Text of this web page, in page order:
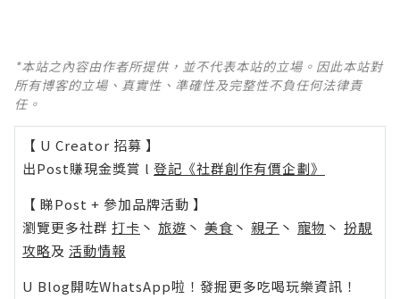
*本站之內容由作者所提供，並不代表本站的立場。因此本站對
所有博客的立場、真實性、準確性及完整性不負任何法律責
任。
【 U Creator 招募 】
出Post賺現金獎賞 l 登記《社群創作有價企劃》
【 睇Post + 參加品牌活動 】
瀏覽更多社群 打卡 丶 旅遊 丶 美食 丶 親子 丶 寵物 丶 扮靚
攻略及 活動情報
U Blog開咗WhatsApp啦！發掘更多吃喝玩樂資訊！